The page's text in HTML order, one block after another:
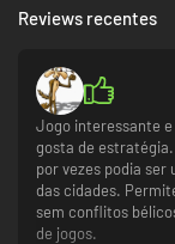
Reviews recentes
Jogo interessante
gosta de
por vezes podia
das cidades.
sem conflitos
de jogos.